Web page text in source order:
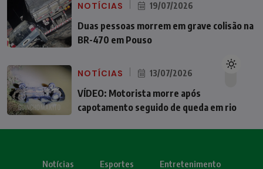
NOTÍCIAS 19/07/2026
Duas pessoas morrem em grave colisão na
BR-470 em Pouso
NOTÍCIAS 13/07/2026
VÍDEO: Motorista morre após
capotamento seguido de queda em rio
Notícias Esportes Entretenimento